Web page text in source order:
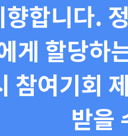
합니다.
게 할당하
참여기회
받을